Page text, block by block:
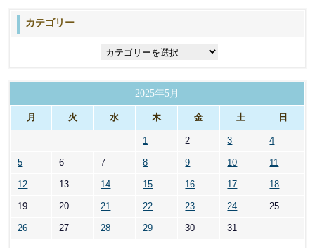
カテゴリー
ー
2025年5月
月 火 水 木 金 土 日
1 2 3 4
5 6 7 8 9 10 11
12 13 14 15 16 17 18
19 20 21 22 23 24 25
26 27 28 29 30 31